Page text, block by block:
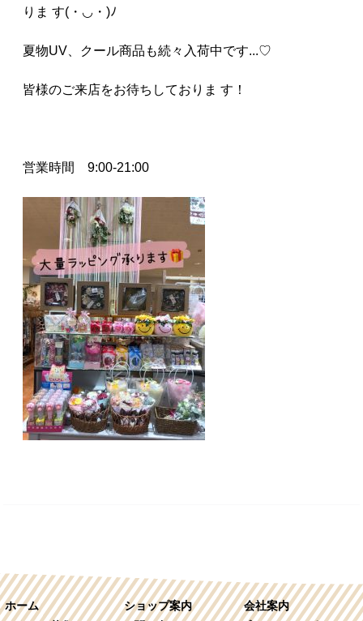
りま す(・◡・)ﾉ
夏物UV、クール商品も続々入荷中です...♡
皆様のご来店をお待ちしておりま す！
営業時間 9:00-21:00
ホーム ショップ案内
会社案内